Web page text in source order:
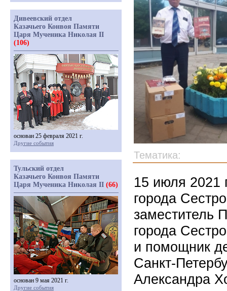
Тематика:
15 июля 2021
города
заместитель
города
и помощник
Санкт-
Александра
Дивеевский отдел
Казачьего Конвоя Памяти
Царя Мученика Николая II
(106)
основан 25 февраля 2021 г.
Другие события
Тульский отдел
Казачьего Конвоя Памяти
Царя Мученика Николая II (66)
основан 9 мая 2021 г.
Другие события